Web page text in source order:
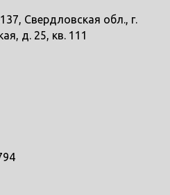
Свердловская обл., г.
д. 25, кв. 111